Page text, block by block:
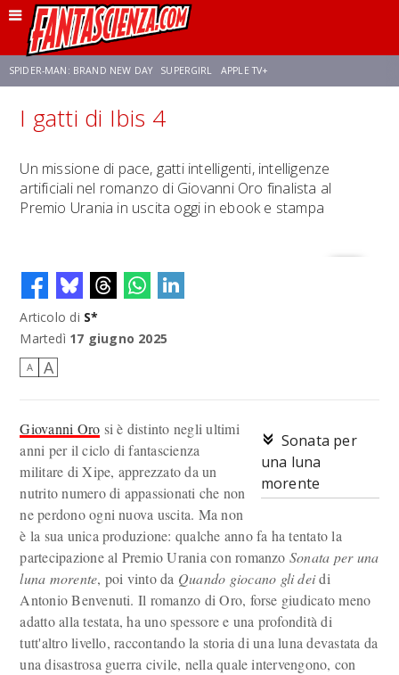
SPIDER-MAN: BRAND NEW DAY SUPERGIRL APPLE TV+
FRANCO RICCIARDIELLO ZENDAYA
NETFLIX SADIE SINK STAR TREK: STRANGE NEW WORLDS
I gatti di Ibis 4
Un missione di pace, gatti intelligenti, intelligenze
artificiali nel romanzo di Giovanni Oro finalista al
Premio Urania in uscita oggi in ebook e stampa
Articolo di S*
Martedì 17 giugno 2025
A A
Sonata per
una luna
morente
Giovanni Oro si è distinto negli ultimi
anni per il ciclo di fantascienza
militare di Xipe, apprezzato da un
nutrito numero di appassionati che non
ne perdono ogni nuova uscita. Ma non
è la sua unica produzione: qualche anno fa ha tentato la
partecipazione al Premio Urania con romanzo Sonata per una
luna morente, poi vinto da Quando giocano gli deidi
Antonio Benvenuti. Il romanzo di Oro, forse giudicato meno
adatto alla testata, ha uno spessore e una profondità di
tutt'altro livello, raccontando la storia di una luna devastata da
una disastrosa guerra civile, nella quale intervengono, con